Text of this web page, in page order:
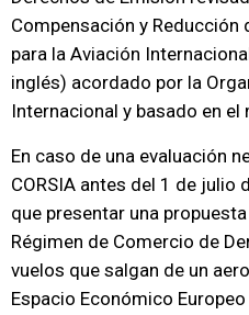
Compensación y Reducción
para la Aviación
inglés) acordado por la
Internacional y basado en
En caso de una evaluación
CORSIA antes del 1 de julio
que presentar una
Régimen de Comercio de
vuelos que salgan de un
Espacio Económico